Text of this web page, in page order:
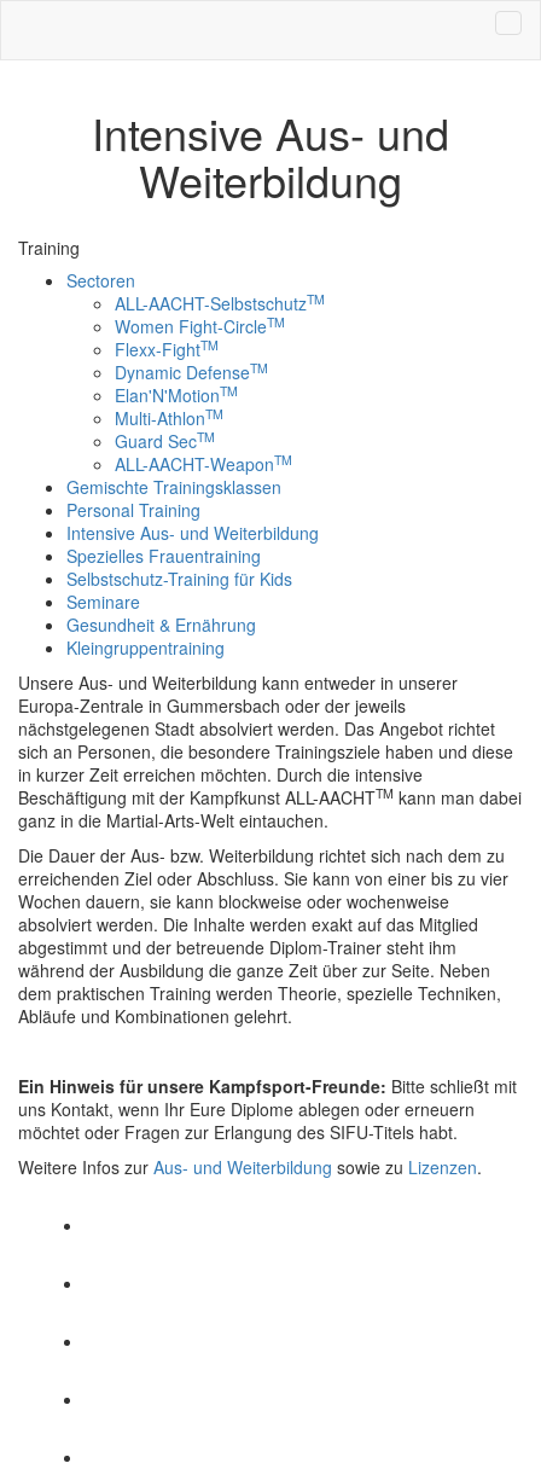
Inhalt
Intensive Aus- und
Weiterbildung
Training
Sectoren
ALL-AACHT-SelbstschutzTM
Women Fight-CircleTM
Flexx-FightTM
Dynamic DefenseTM
Elan'N'MotionTM
Multi-AthlonTM
Guard SecTM
ALL-AACHT-WeaponTM
Gemischte Trainingsklassen
Personal Training
Intensive Aus- und Weiterbildung
Spezielles Frauentraining
Selbstschutz-Training für Kids
Seminare
Gesundheit & Ernährung
Kleingruppentraining
Unsere Aus- und Weiterbildung kann entweder in unserer
Europa-Zentrale in Gummersbach oder der jeweils
nächstgelegenen Stadt absolviert werden. Das Angebot richtet
sich an Personen, die besondere Trainingsziele haben und diese
in kurzer Zeit erreichen möchten. Durch die intensive
Beschäftigung mit der Kampfkunst ALL-AACHTTM kann man dabei
ganz in die Martial-Arts-Welt eintauchen.
Die Dauer der Aus- bzw. Weiterbildung richtet sich nach dem zu
erreichenden Ziel oder Abschluss. Sie kann von einer bis zu vier
Wochen dauern, sie kann blockweise oder wochenweise
absolviert werden. Die Inhalte werden exakt auf das Mitglied
abgestimmt und der betreuende Diplom-Trainer steht ihm
während der Ausbildung die ganze Zeit über zur Seite. Neben
dem praktischen Training werden Theorie, spezielle Techniken,
Abläufe und Kombinationen gelehrt.
Ein Hinweis für unsere Kampfsport-Freunde: Bitte schließt mit
uns Kontakt, wenn Ihr Eure Diplome ablegen oder erneuern
möchtet oder Fragen zur Erlangung des SIFU-Titels habt.
Weitere Infos zur Aus- und Weiterbildung sowie zu Lizenzen.